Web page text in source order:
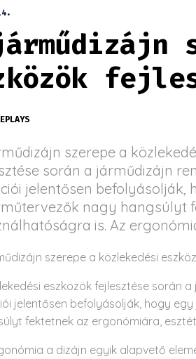
szerepe a
során a járműdizájn
jelentősen befolyásolják,
nagy hangsúlyt
is. Az
szerepe a közlekedési
eszközök fejlesztése során
jelentősen befolyásolják, hogy
fektetnek az ergonómiára,
a dizájn egyik alapvető